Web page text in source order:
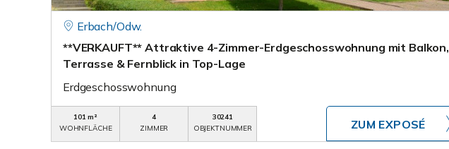
Erbach/Odw.
**VERKAUFT** Attraktive 4-Zimmer-Erdgeschosswohnung mit Balkon,
Terrasse & Fernblick in Top-Lage
Erdgeschosswohnung
101 m²
WOHNFLÄCHE
4
ZIMMER
30241
OBJEKTNUMMER
ZUM EXPOSÉ